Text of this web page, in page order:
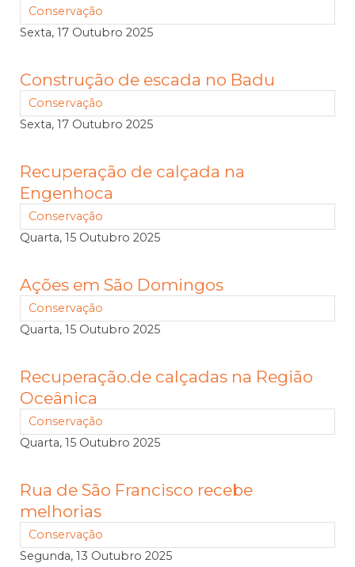
Conservação
Sexta, 17 Outubro 2025
Construção de escada no Badu
Conservação
Sexta, 17 Outubro 2025
Recuperação de calçada na
Engenhoca
Conservação
Quarta, 15 Outubro 2025
Ações em São Domingos
Conservação
Quarta, 15 Outubro 2025
Recuperação.de calçadas na Região
Oceânica
Conservação
Quarta, 15 Outubro 2025
Rua de São Francisco recebe
melhorias
Conservação
Segunda, 13 Outubro 2025